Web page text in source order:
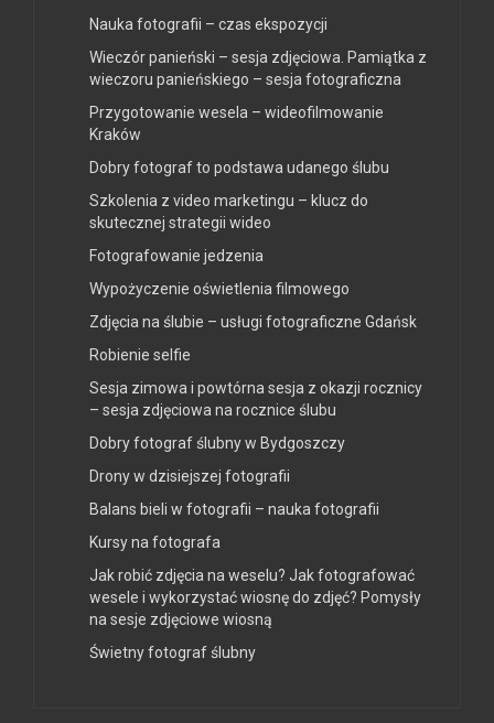
Nauka fotografii – czas ekspozycji
Wieczór panieński – sesja zdjęciowa. Pamiątka z
wieczoru panieńskiego – sesja fotograficzna
Przygotowanie wesela – wideofilmowanie
Kraków
Dobry fotograf to podstawa udanego ślubu
Szkolenia z video marketingu – klucz do
skutecznej strategii wideo
Fotografowanie jedzenia
Wypożyczenie oświetlenia filmowego
Zdjęcia na ślubie – usługi fotograficzne Gdańsk
Robienie selfie
Sesja zimowa i powtórna sesja z okazji rocznicy
– sesja zdjęciowa na rocznice ślubu
Dobry fotograf ślubny w Bydgoszczy
Drony w dzisiejszej fotografii
Balans bieli w fotografii – nauka fotografii
Kursy na fotografa
Jak robić zdjęcia na weselu? Jak fotografować
wesele i wykorzystać wiosnę do zdjęć? Pomysły
na sesje zdjęciowe wiosną
Świetny fotograf ślubny